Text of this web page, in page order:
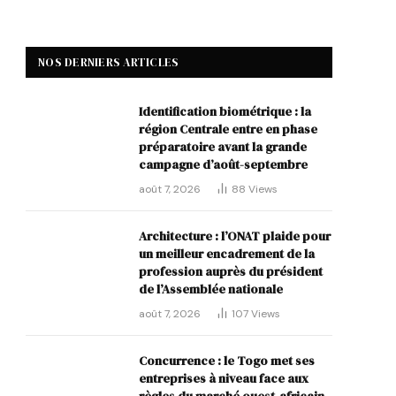
NOS DERNIERS ARTICLES
Identification biométrique : la
région Centrale entre en phase
préparatoire avant la grande
campagne d’août-septembre
août 7, 2026 88 Views
Architecture : l’ONAT plaide pour
un meilleur encadrement de la
profession auprès du président
de l’Assemblée nationale
août 7, 2026 107Views
Concurrence : le Togo met ses
entreprises à niveau face aux